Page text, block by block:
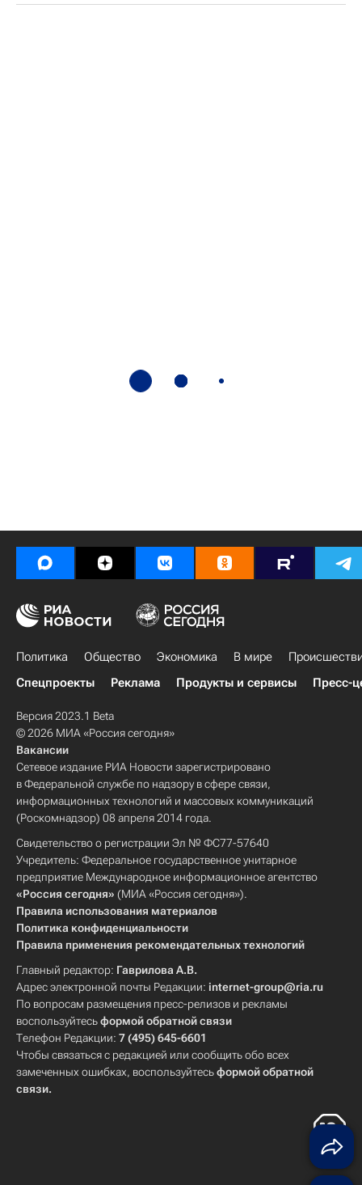
Политика Общество Экономика В мире
Спецпроекты
Реклама Продукты и сервисы Пресс-
Версия 2023.1 Beta
© 2026 МИА «Россия сегодня»
Вакансии
Сетевое издание РИА Новости зарегистрировано
в Федеральной службе по надзору в сфере связи,
информационных технологий и массовых коммуникаций
(Роскомнадзор) 08 апреля 2014 года.
Свидетельство о регистрации Эл № ФС77-57640
Учредитель: Федеральное государственное унитарное
предприятие Международное информационное агентство
«Россия сегодня» (МИА «Россия сегодня»).
Правила использования материалов
Политика конфиденциальности
Правила применения рекомендательных технологий
Главный редактор: Гаврилова А.В.
Адрес электронной почты Редакции: internet-group@ria.ru
По вопросам размещения пресс-релизов и рекламы
воспользуйтесьформой обратной связи
Телефон Редакции: 7 (495) 645-6601
Чтобы связаться с редакцией или сообщить обо всех
замеченных ошибках, воспользуйтесьформой обратной
связи.